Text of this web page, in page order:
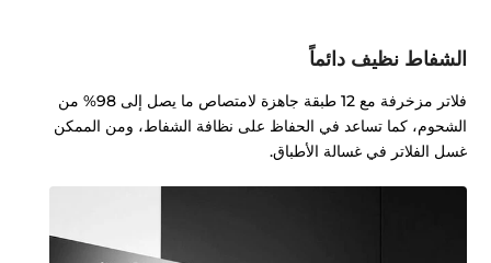
الشفاط نظيف دائماً
فلاتر مزخرفة مع 12 طبقة جاهزة لامتصاص ما يصل إلى 98% من
الشحوم، كما تساعد في الحفاظ على نظافة الشفاط، ومن الممكن
غسل الفلاتر في غسالة الأطباق.